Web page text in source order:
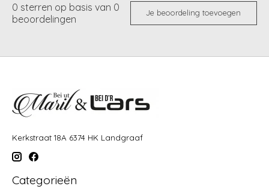
0 sterren op basis van 0
beoordelingen
Je beoordeling toevoegen
Kerkstraat 18A 6374 HK Landgraaf
Categorieën